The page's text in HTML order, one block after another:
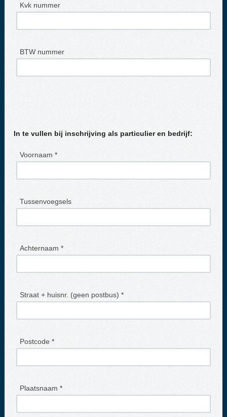
Kvk nummer
BTW nummer
In te vullen bij inschrijving als particulier en bedrijf:
Voornaam *
Tussenvoegsels
Achternaam *
Straat + huisnr. (geen postbus) *
Postcode *
Plaatsnaam *